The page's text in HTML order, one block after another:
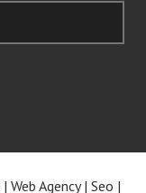
| Web Agency| Seo |